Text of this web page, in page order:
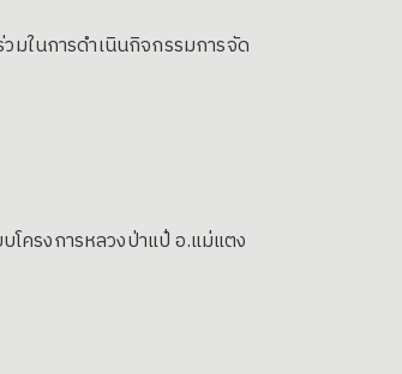
มในการดำเนินกิจกรรมการจัด
รงการหลวงป่าแป๋ อ.แม่แตง